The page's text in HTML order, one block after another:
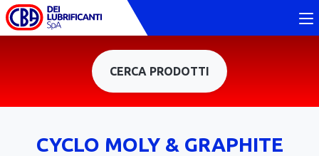
CERCA PRODOTTI
CYCLO MOLY & GRAPHITE